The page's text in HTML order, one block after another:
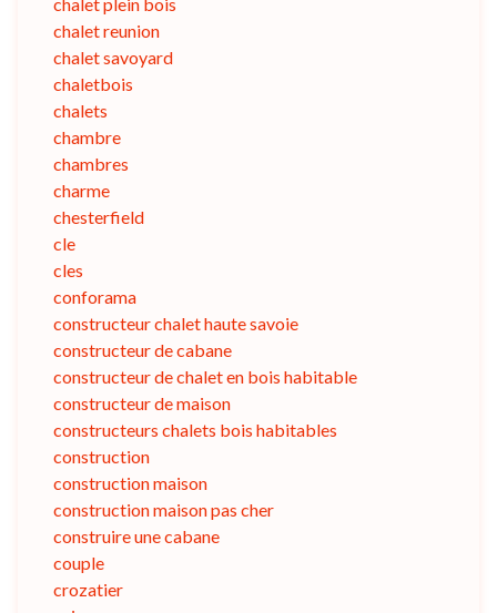
chalet plein bois
chalet reunion
chalet savoyard
chaletbois
chalets
chambre
chambres
charme
chesterfield
cle
cles
conforama
constructeur chalet haute savoie
constructeur de cabane
constructeur de chalet en bois habitable
constructeur de maison
constructeurs chalets bois habitables
construction
construction maison
construction maison pas cher
construire une cabane
couple
crozatier